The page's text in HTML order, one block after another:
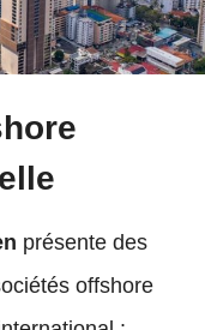
présente des
offshore